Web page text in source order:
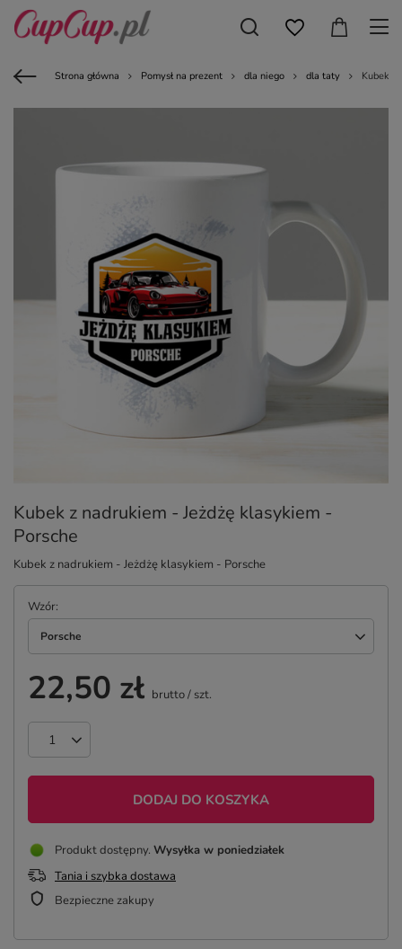
Strona główna Pomysł na prezent dla niego dla taty Kubek z
Kubek z nadrukiem - Jeżdżę klasykiem -
Porsche
Kubek z nadrukiem - Jeżdżę klasykiem - Porsche
Wzór
Porsche
22,50 zł brutto/ szt.
DODAJ DO KOSZYKA
Produkt dostępny Wysyłka w poniedziałek
Tania i szybka dostawa
Bezpieczne zakupy